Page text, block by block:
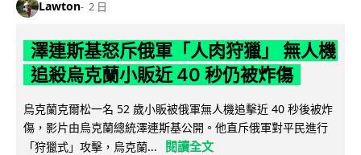
Lawton 2 日
澤連斯基怒斥俄軍「人肉狩獵」 無人機
追殺烏克蘭小販近 40 秒仍被炸傷
烏克蘭克爾松一名 52 歲小販被俄軍無人機追擊近 40 秒後被炸
傷，影片由烏克蘭總統澤連斯基公開。他直斥俄軍對平民進行
「狩獵式」攻擊，烏克蘭...
閱讀全文